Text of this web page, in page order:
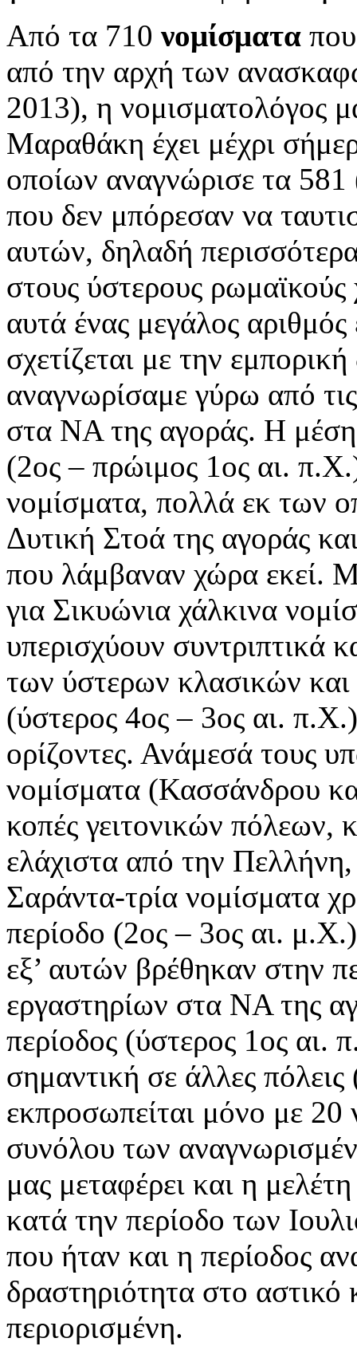
Από τα 710 νομίσματα
από την αρχή των
2013), η νομισματολόγος
Μαραθάκη έχει μέχρι
οποίων αναγνώρισε τα 581
που δεν μπόρεσαν να
αυτών, δηλαδή
στους ύστερους
αυτά ένας μεγάλος
σχετίζεται με την
αναγνωρίσαμε γύρω από
στα ΝΑ της αγοράς. Η
(2ος – πρώιμος 1ος αι.
νομίσματα, πολλά εκ των
Δυτική Στοά της αγοράς
που λάμβαναν χώρα εκεί.
για Σικυώνια χάλκινα
υπερισχύουν συντριπτικά
των ύστερων κλασικών
(ύστερος 4ος – 3ος αι.
ορίζοντες. Ανάμεσά τους
νομίσματα (Κασσάνδρου
κοπές γειτονικών πόλεων,
ελάχιστα από την
Σαράντα-τρία νομίσματα
περίοδο (2ος – 3ος αι.
εξ’ αυτών βρέθηκαν στην
εργαστηρίων στα ΝΑ της
περίοδος (ύστερος 1ος
σημαντική σε άλλες
εκπροσωπείται μόνο με 20
συνόλου των
μας μεταφέρει και η
κατά την περίοδο των
που ήταν και η περίοδος
δραστηριότητα στο
περιορισμένη.